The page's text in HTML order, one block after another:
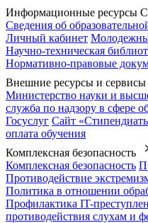
Информационные ресурсы
Сведения об
Личный кабинет
Научно-техническая
Нормативно-правовые
Внешние ресурсы и сервисы
Министерство науки и
служба по надзору в сфере
Госуслуг Сайт
оплата обучения
Комплексная безопасность
Комплексная безопасность
Противодействие
Политика в отношении
Профилактика IT-
противодействия слухам и